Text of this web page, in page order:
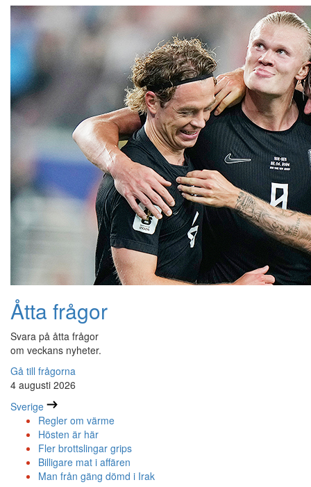
Åtta frågor
Svara på åtta frågor
om veckans nyheter.
Gå till frågorna
4 augusti 2026
Sverige
Regler om värme
Hösten är här
Fler brottslingar grips
Billigare mat i affären
Man från gäng dömd i Irak